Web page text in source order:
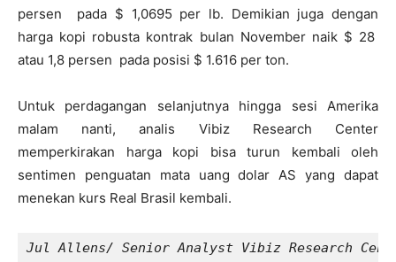
persen pada $ 1,0695 per lb. Demikian juga dengan
harga kopi robusta kontrak bulan November naik $ 28
atau 1,8 persen pada posisi $ 1.616 per ton.
Untuk perdagangan selanjutnya hingga sesi Amerika
malam nanti, analis Vibiz Research Center
memperkirakan harga kopi bisa turun kembali oleh
sentimen penguatan mata uang dolar AS yang dapat
menekan kurs Real Brasil kembali.
Jul Allens/ Senior Analyst Vibiz Research